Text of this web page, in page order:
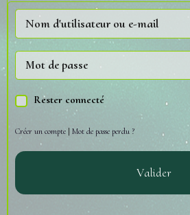
Rester connecté
Créer un compte | Mot de passe perdu ?
Valider